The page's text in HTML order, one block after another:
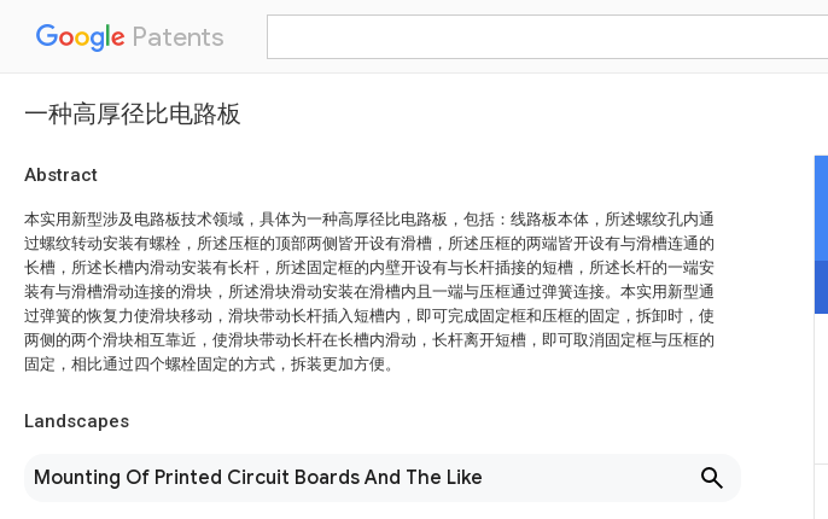
Patents
一种高厚径比电路板
Abstract
本实用新型涉及电路板技术领域，具体为一种高厚径比电路板，包括：线路板本体，所述螺纹孔内通
过螺纹转动安装有螺栓，所述压框的顶部两侧皆开设有滑槽，所述压框的两端皆开设有与滑槽连通的
长槽，所述长槽内滑动安装有长杆，所述固定框的内壁开设有与长杆插接的短槽，所述长杆的一端安
装有与滑槽滑动连接的滑块，所述滑块滑动安装在滑槽内且一端与压框通过弹簧连接。本实用新型通
过弹簧的恢复力使滑块移动，滑块带动长杆插入短槽内，即可完成固定框和压框的固定，拆卸时，使
两侧的两个滑块相互靠近，使滑块带动长杆在长槽内滑动，长杆离开短槽，即可取消固定框与压框的
固定，相比通过四个螺栓固定的方式，拆装更加方便。
Landscapes
Mounting Of Printed Circuit Boards And The Like